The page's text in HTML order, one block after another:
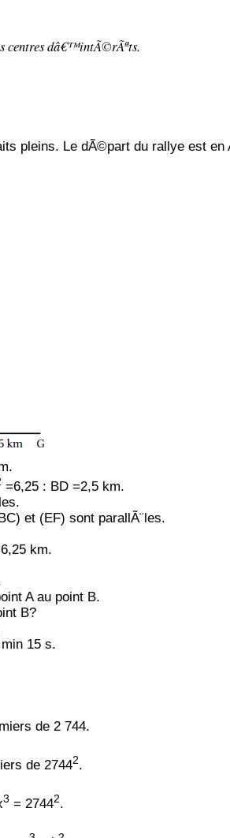
centres dâ€™intÃ©rÃªts.
pleins. Le dÃ©part du rallye est en
=6,25 : BD =2,5 km.
et (EF) sont parallÃ¨les.
km.
A au point B.
B?
15 s.
de 2 744.
de 27442.
3 = 27442.